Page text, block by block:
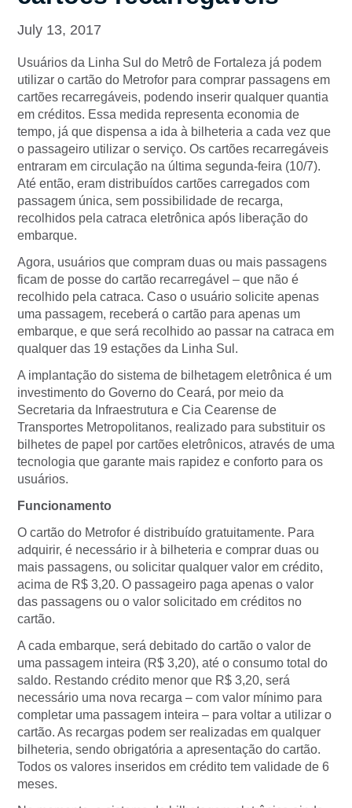
July 13, 2017
Usuários da Linha Sul do Metrô de Fortaleza já podem
utilizar o cartão do Metrofor para comprar passagens em
cartões recarregáveis, podendo inserir qualquer quantia
em créditos. Essa medida representa economia de
tempo, já que dispensa a ida à bilheteria a cada vez que
o passageiro utilizar o serviço. Os cartões recarregáveis
entraram em circulação na última segunda-feira (10/7).
Até então, eram distribuídos cartões carregados com
passagem única, sem possibilidade de recarga,
recolhidos pela catraca eletrônica após liberação do
embarque.
Agora, usuários que compram duas ou mais passagens
ficam de posse do cartão recarregável – que não é
recolhido pela catraca. Caso o usuário solicite apenas
uma passagem, receberá o cartão para apenas um
embarque, e que será recolhido ao passar na catraca em
qualquer das 19 estações da Linha Sul.
A implantação do sistema de bilhetagem eletrônica é um
investimento do Governo do Ceará, por meio da
Secretaria da Infraestrutura e Cia Cearense de
Transportes Metropolitanos, realizado para substituir os
bilhetes de papel por cartões eletrônicos, através de uma
tecnologia que garante mais rapidez e conforto para os
usuários.
Funcionamento
O cartão do Metrofor é distribuído gratuitamente. Para
adquirir, é necessário ir à bilheteria e comprar duas ou
mais passagens, ou solicitar qualquer valor em crédito,
acima de R$ 3,20. O passageiro paga apenas o valor
das passagens ou o valor solicitado em créditos no
cartão.
A cada embarque, será debitado do cartão o valor de
uma passagem inteira (R$ 3,20), até o consumo total do
saldo. Restando crédito menor que R$ 3,20, será
necessário uma nova recarga – com valor mínimo para
completar uma passagem inteira – para voltar a utilizar o
cartão. As recargas podem ser realizadas em qualquer
bilheteria, sendo obrigatória a apresentação do cartão.
Todos os valores inseridos em crédito tem validade de 6
meses.